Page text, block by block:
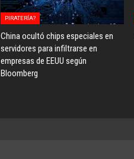
PIRATERÍA?
China ocultó chips especiales en
servidores para infiltrarse en
empresas de EEUU según
Bloomberg